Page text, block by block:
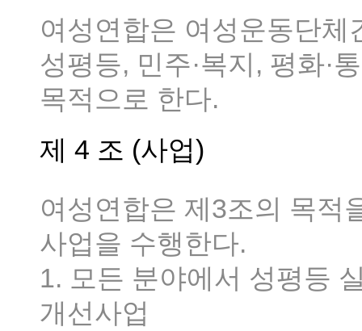
여성연합은 여성운동단
성평등, 민주·복지, 평화·
목적으로 한다.
제 4 조 (사업)
여성연합은 제3조의 목적
사업을 수행한다.
1. 모든 분야에서 성평등
개선사업